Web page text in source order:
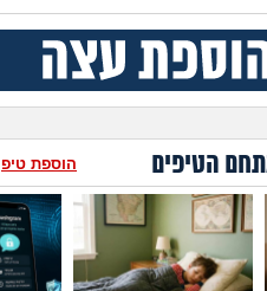
הטיפים הוספת טיפ